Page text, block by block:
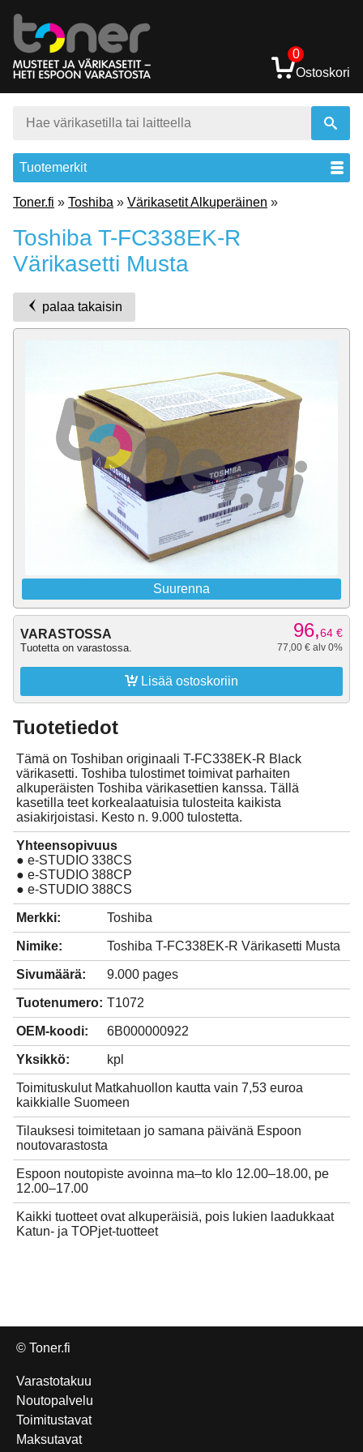
0
Ostoskori
Tuotemerkit
Toner.fi » Toshiba » Värikasetit Alkuperäinen »
Toshiba T-FC338EK-R
Värikasetti Musta
palaa takaisin
Suurenna
VARASTOSSA
Tuotetta on varastossa.
96,64 €
77,00 € alv 0%
 Lisää ostoskoriin
Tuotetiedot
Tämä on Toshiban originaali T-FC338EK-R Black
värikasetti. Toshiba tulostimet toimivat parhaiten
alkuperäisten Toshiba värikasettien kanssa. Tällä
kasetilla teet korkealaatuisia tulosteita kaikista
asiakirjoistasi. Kesto n. 9.000 tulostetta.
Yhteensopivuus
● e-STUDIO 338CS
● e-STUDIO 388CP
● e-STUDIO 388CS
Merkki: Toshiba
Nimike: Toshiba T-FC338EK-R Värikasetti Musta
Sivumäärä: 9.000 pages
Tuotenumero: T1072
OEM-koodi: 6B000000922
Yksikkö: kpl
Toimituskulut Matkahuollon kautta vain 7,53 euroa
kaikkialle Suomeen
Tilauksesi toimitetaan jo samana päivänä Espoon
noutovarastosta
Espoon noutopiste avoinna ma–to klo 12.00–18.00, pe
12.00–17.00
Kaikki tuotteet ovat alkuperäisiä, pois lukien laadukkaat
Katun- ja TOPjet-tuotteet
© Toner.fi
Varastotakuu
Noutopalvelu
Toimitustavat
Maksutavat